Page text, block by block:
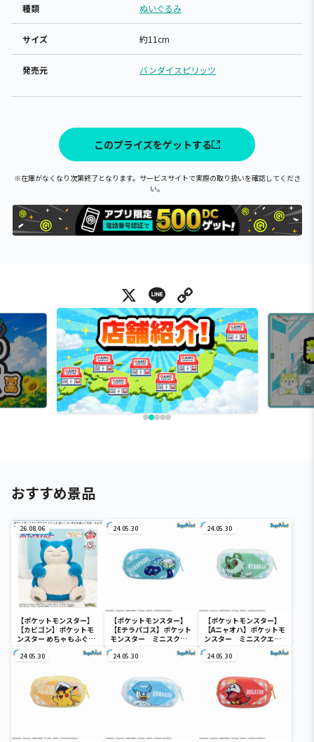
種類 ぬいぐるみ
サイズ 約11cm
発売元 バンダイスピリッツ
このプライズをゲットする
※在庫がなくなり次第終了となります。サービスサイトで実際の取り扱いを確認してくださ
い。
X Line
おすすめ景品
26.08.06
【ポケットモンスター】
【カビゴン】ポケットモ
ンスター めちゃもふぐっ
と ほっこりいやされぬい
ぐるみ～カビゴン～
24.05.30
【ポケットモンスター】
【Eテラパゴス】ポケット
モンスター ミニスクエ
アポーチ
24.05.30
【ポケットモンスター】
【Aニャオハ】ポケットモ
ンスター ミニスクエア
ポーチ
24.05.30 24.05.30 24.05.30